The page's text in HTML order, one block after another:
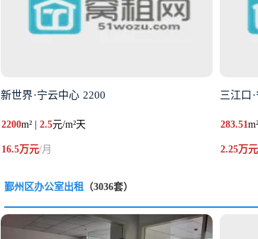
新世界·宁云中心 2200
2200m² | 2.5元/m²天
16.5万元/月
三江口
283.51
2.25万元
鄞州区办公室出租 （3036套）